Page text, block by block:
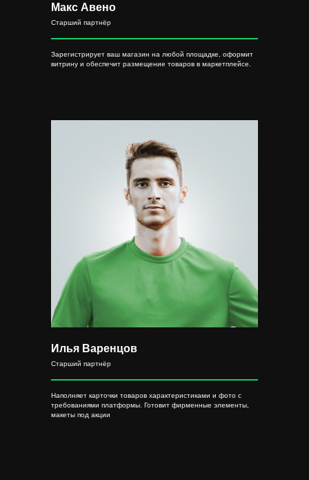
Макс Авено
Старший партнёр
Зарегистрирует ваш магазин на любой площадке, оформит
витрину и обеспечит размещение товаров в маркетплейсе.
Илья Варенцов
Старший партнёр
Наполняет карточки товаров характеристиками и фото с
требованиями платформы. Готовит фирменные элементы,
макеты под акции